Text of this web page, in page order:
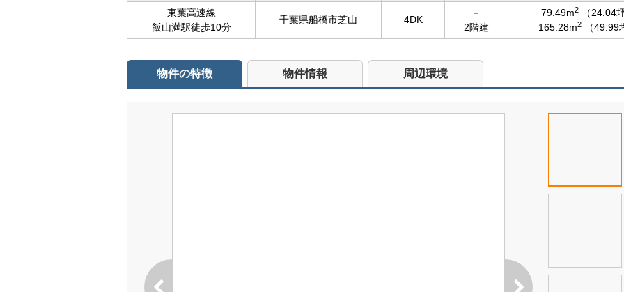
東葉高速線
飯山満駅徒歩10分
千葉県船橋市芝山 4DK
－
2階建
79.49m2
（24.04
165.28m2 （49.99
物件の特徴 物件情報 周辺環境